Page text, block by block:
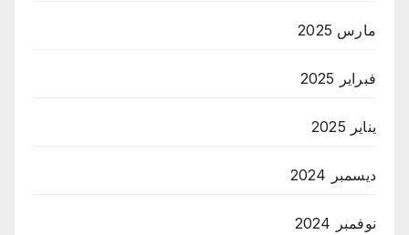
مارس 2025
فبراير 2025
يناير 2025
ديسمبر 2024
نوفمبر 2024